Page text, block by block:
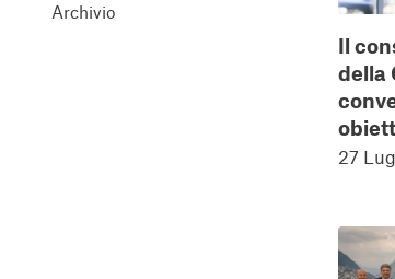
Archivio
Il
della
27